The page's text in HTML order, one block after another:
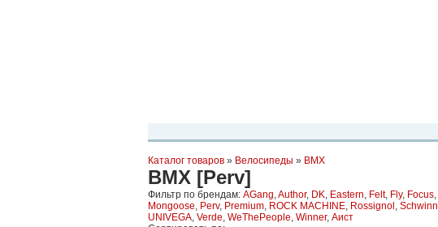
Каталог товаров » Велосипеды » BMX
BMX [Perv]
Фильтр по брендам: AGang,Author, DK, Eastern, Felt, Fly, Focus,
Mongoose, Perv, Premium, ROCK MACHINE, Rossignol , Schwinn
UNIVEGA, Verde, WeThePeople, Winner, Аист